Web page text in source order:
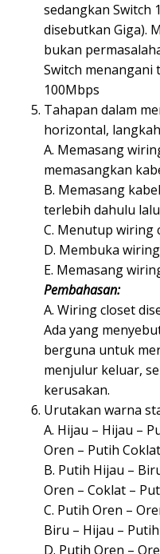
sedangkan Switch
disebutkan Giga).
bukan
Switch
100Mbps
Tahapan dalam
horizontal,
A. Memasang
memasangkan
B. Memasang
terlebih dahulu
C. Menutup wiring
D. Membuka
E. Memasang
Pembahasan:
A. Wiring closet
Ada yang
berguna untuk
menjulur keluar,
kerusakan.
Urutakan warna
A. Hijau – Hijau –
Oren – Putih
B. Putih Hijau –
Oren – Coklat –
C. Putih Oren –
Biru – Hijau –
D. Putih Oren –